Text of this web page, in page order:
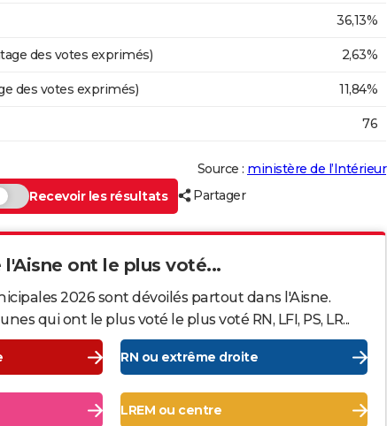
36,13%
des votes exprimés) 2,63%
des votes exprimés) 11,84%
76
Source : ministère de l’Intérieur
Recevoir les résultats
Partager
ont le plus voté...
2026 sont dévoilés partout dans l'Aisne.
qui ont le plus voté le plus voté RN, LFI, PS, LR...
RN ou extrême droite
LREM ou centre